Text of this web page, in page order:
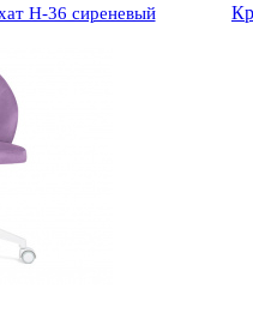
H-36 сиреневый